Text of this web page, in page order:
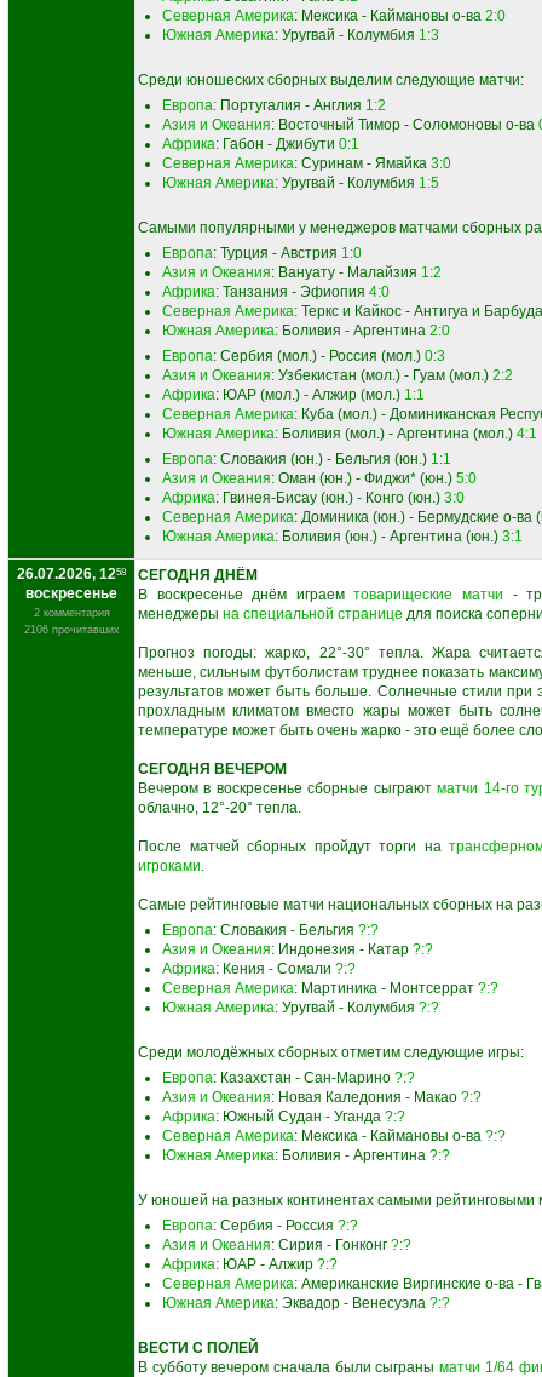
Северная Америка: Мексика - Каймановы о-ва 2:0
Южная Америка: Уругвай - Колумбия 1:3
Среди юношеских сборных выделим следующие матчи:
Европа: Португалия - Англия 1:2
Азия и Океания: Восточный Тимор - Соломоновы о-ва
Африка: Габон - Джибути 0:1
Северная Америка: Суринам - Ямайка 3:0
Южная Америка: Уругвай - Колумбия 1:5
Самыми популярными у менеджеров матчами сборных
Европа: Турция - Австрия 1:0
Азия и Океания: Вануату - Малайзия 1:2
Африка: Танзания - Эфиопия 4:0
Северная Америка: Теркс и Кайкос - Антигуа и
Южная Америка: Боливия - Аргентина 2:0
Европа: Сербия (мол.) - Россия (мол.) 0:3
Азия и Океания: Узбекистан (мол.) - Гуам (мол.) 2:2
Африка: ЮАР (мол.) - Алжир (мол.) 1:1
Северная Америка: Куба (мол.) - Доминиканская
Южная Америка: Боливия (мол.) - Аргентина (мол.) 4:1
Европа: Словакия (юн.) - Бельгия (юн.) 1:1
Азия и Океания: Оман (юн.) - Фиджи* (юн.) 5:0
Африка: Гвинея-Бисау (юн.) - Конго (юн.) 3:0
Северная Америка: Доминика (юн.) - Бермудские о-ва
Южная Америка: Боливия (юн.) - Аргентина (юн.) 3:1
26.07.2026, 1258
воскресенье
2 комментария
2106 прочитавших
СЕГОДНЯ ДНЁМ
В воскресенье днём играемтоварищеские матчи -
менеджеры на специальной странице для поиска
Прогноз погоды: жарко, 22°-30° тепла. Жара
меньше, сильным футболистам труднее показать
результатов может быть больше. Солнечные стили при
прохладным климатом вместо жары может быть
температуре может быть очень жарко - это ещё более
СЕГОДНЯ ВЕЧЕРОМ
Вечером в воскресенье сборные сыграютматчи 14-го
облачно, 12°-20° тепла.
После матчей сборных пройдут торги на
игроками.
Самые рейтинговые матчи национальных сборных на
Европа: Словакия - Бельгия ?:?
Азия и Океания: Индонезия - Катар ?:?
Африка: Кения - Сомали ?:?
Северная Америка: Мартиника - Монтсеррат ?:?
Южная Америка: Уругвай - Колумбия ?:?
Среди молодёжных сборных отметим следующие игры:
Европа: Казахстан - Сан-Марино ?:?
Азия и Океания: Новая Каледония - Макао ?:?
Африка: Южный Судан - Уганда ?:?
Северная Америка: Мексика - Каймановы о-ва ?:?
Южная Америка: Боливия - Аргентина ?:?
У юношей на разных континентах самыми рейтинговыми
Европа: Сербия - Россия ?:?
Азия и Океания: Сирия - Гонконг ?:?
Африка: ЮАР - Алжир ?:?
Северная Америка: Американские Виргинские о-ва -
Южная Америка: Эквадор - Венесуэла ?:?
ВЕСТИ С ПОЛЕЙ
В субботу вечером сначала были сыграныматчи 1/64